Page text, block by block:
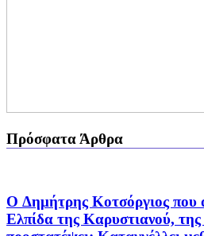
Πρόσφατα Άρθρα
O Δημήτρης Κοτσόργιος που
Ελπίδα της Καρυστιανού, της